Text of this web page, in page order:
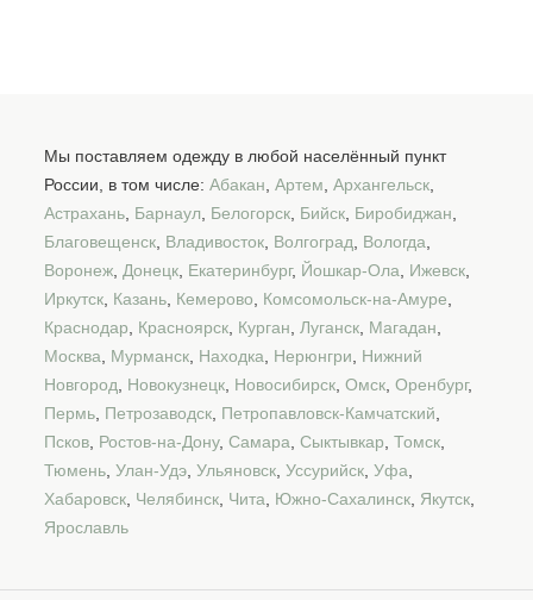
Мы поставляем одежду в любой населённый пункт
России, в том числе: Абакан, Артем, Архангельск,
Астрахань, Барнаул, Белогорск, Бийск, Биробиджан,
Благовещенск, Владивосток, Волгоград, Вологда,
Воронеж, Донецк, Екатеринбург, Йошкар-Ола, Ижевск,
Иркутск, Казань, Кемерово, Комсомольск-на-Амуре,
Краснодар, Красноярск, Курган, Луганск, Магадан,
Москва, Мурманск, Находка, Нерюнгри, Нижний
Новгород, Новокузнецк, Новосибирск, Омск, Оренбург,
Пермь, Петрозаводск, Петропавловск-Камчатский,
Псков, Ростов-на-Дону, Самара, Сыктывкар, Томск,
Тюмень, Улан-Удэ, Ульяновск, Уссурийск, Уфа,
Хабаровск, Челябинск, Чита, Южно-Сахалинск, Якутск,
Ярославль